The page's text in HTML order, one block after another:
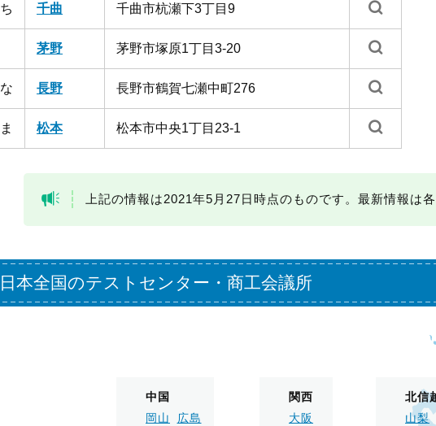
ち 千曲 千曲市杭瀬下3丁目9
茅野 茅野市塚原1丁目3-20
な 長野 長野市鶴賀七瀬中町276
ま 松本 松本市中央1丁目23-1
上記の情報は2021年5月27日時点のものです。最新情報は
日本全国のテストセンター・商工会議所
北信
山梨
関西
大阪
中国
岡山
広島